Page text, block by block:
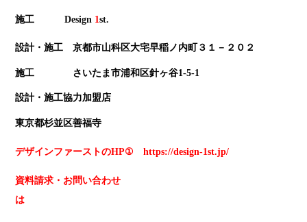
施工 Design 1st.
設計・施工 京都市山科区大宅早稲ノ内町３１－２０２
施工 さいたま市浦和区針ヶ谷1-5-1
設計・施工協力加盟店
東京都杉並区善福寺
デザインファーストのHP① https://design-1st.jp/
資料請求 ・ お問い合わせ
は